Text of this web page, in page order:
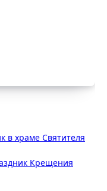
в храме Святителя
Крещения